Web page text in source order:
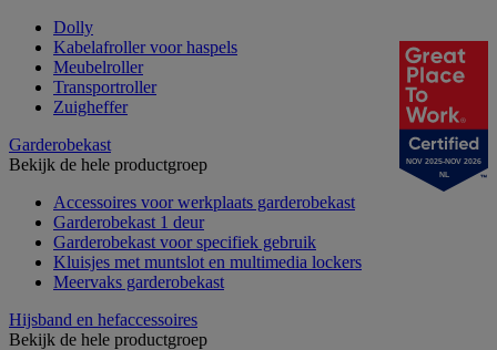
Dolly
Kabelafroller voor haspels
Meubelroller
Transportroller
Zuigheffer
Garderobekast
Bekijk de hele productgroep
Accessoires voor werkplaats garderobekast
Garderobekast 1 deur
Garderobekast voor specifiek gebruik
Kluisjes met muntslot en multimedia lockers
Meervaks garderobekast
Hijsband en hefaccessoires
Bekijk de hele productgroep
NOV 2025-NOV 2026
NL